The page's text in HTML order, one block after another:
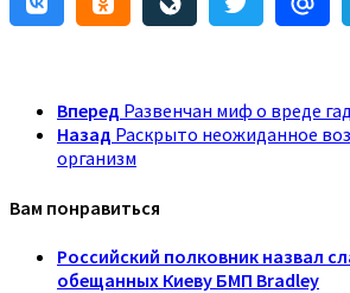
Вперед Развенчан миф о вреде
Назад Раскрыто неожиданное
организм
Вам понравиться
Российский полковник назвал
обещанных Киеву БМП Bradley